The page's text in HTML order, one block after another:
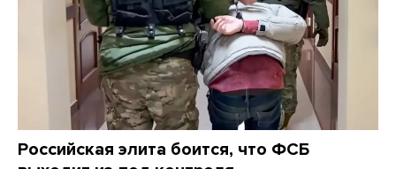
Российская элита боится, что ФСБ